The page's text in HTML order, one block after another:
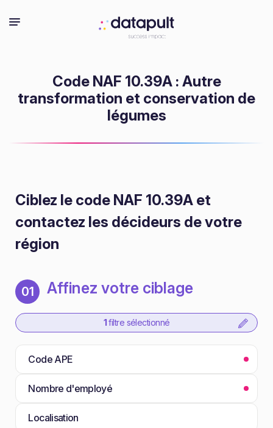
Code NAF 10.39A : Autre
transformation et conservation de
légumes
Ciblez le code NAF 10.39A et
contactez les décideurs de votre
région
01 Affinez votre ciblage
1 filtre sélectionné
Code APE
Nombre d'employé
Localisation